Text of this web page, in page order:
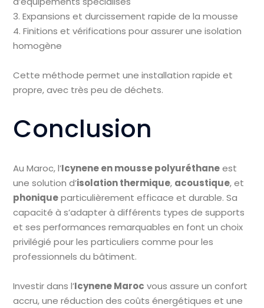
3. Expansions et durcissement rapide de la mousse
4. Finitions et vérifications pour assurer une isolation
homogène
Cette méthode permet une installation rapide et
propre, avec très peu de déchets.
Conclusion
Au Maroc, l’Icynene en mousse polyuréthaneest
une solution d’isolation thermique, acoustique, et
phoniqueparticulièrement efficace et durable. Sa
capacité à s’adapter à différents types de supports
et ses performances remarquables en font un choix
privilégié pour les particuliers comme pour les
professionnels du bâtiment.
Investir dans l’Icynene Maroc vous assure un confort
accru, une réduction des coûts énergétiques et une